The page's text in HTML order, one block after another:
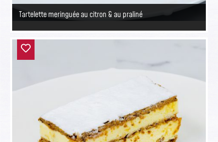
Tartelette meringuée au citron & au praliné